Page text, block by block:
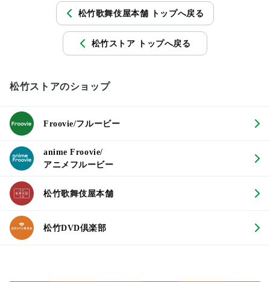
松竹歌舞伎屋本舗 トップへ戻る
松竹ストア トップへ戻る
松竹ストアのショップ
Froovie/フルービー
anime Froovie/
アニメフルービー
松竹歌舞伎屋本舗
松竹DVD倶楽部